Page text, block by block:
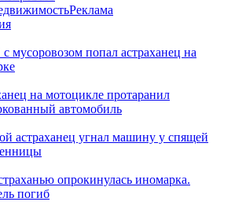
Реклама
мусоровозом попал астраханец на
на мотоцикле протаранил
автомобиль
астраханец угнал машину у спящей
опрокинулась иномарка.
погиб